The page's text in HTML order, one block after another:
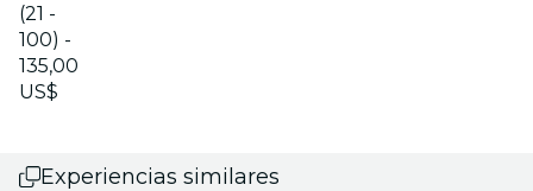
(21 -
100) -
135,00
US$
Experiencias similares